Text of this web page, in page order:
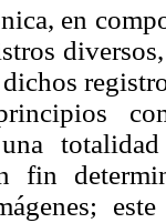
en
fin